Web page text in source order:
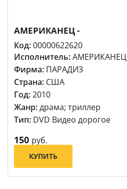
АМЕРИКАНЕЦ -
Код:00000622620
Исполнитель:АМЕРИКАНЕЦ
Фирма: ПАРАДИЗ
Страна: США
Год:2010
Жанр:драма; триллер
Тип: DVD Видео дорогое
150 руб.
КУПИТЬ